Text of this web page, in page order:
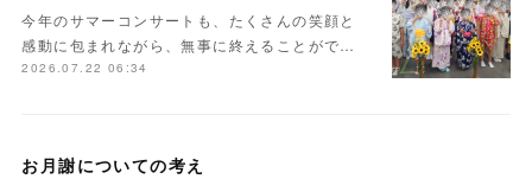
今年のサマーコンサートも、たくさんの笑顔と
感動に包まれながら、無事に終えることがで…
2026.07.22 06:34
お月謝についての考え